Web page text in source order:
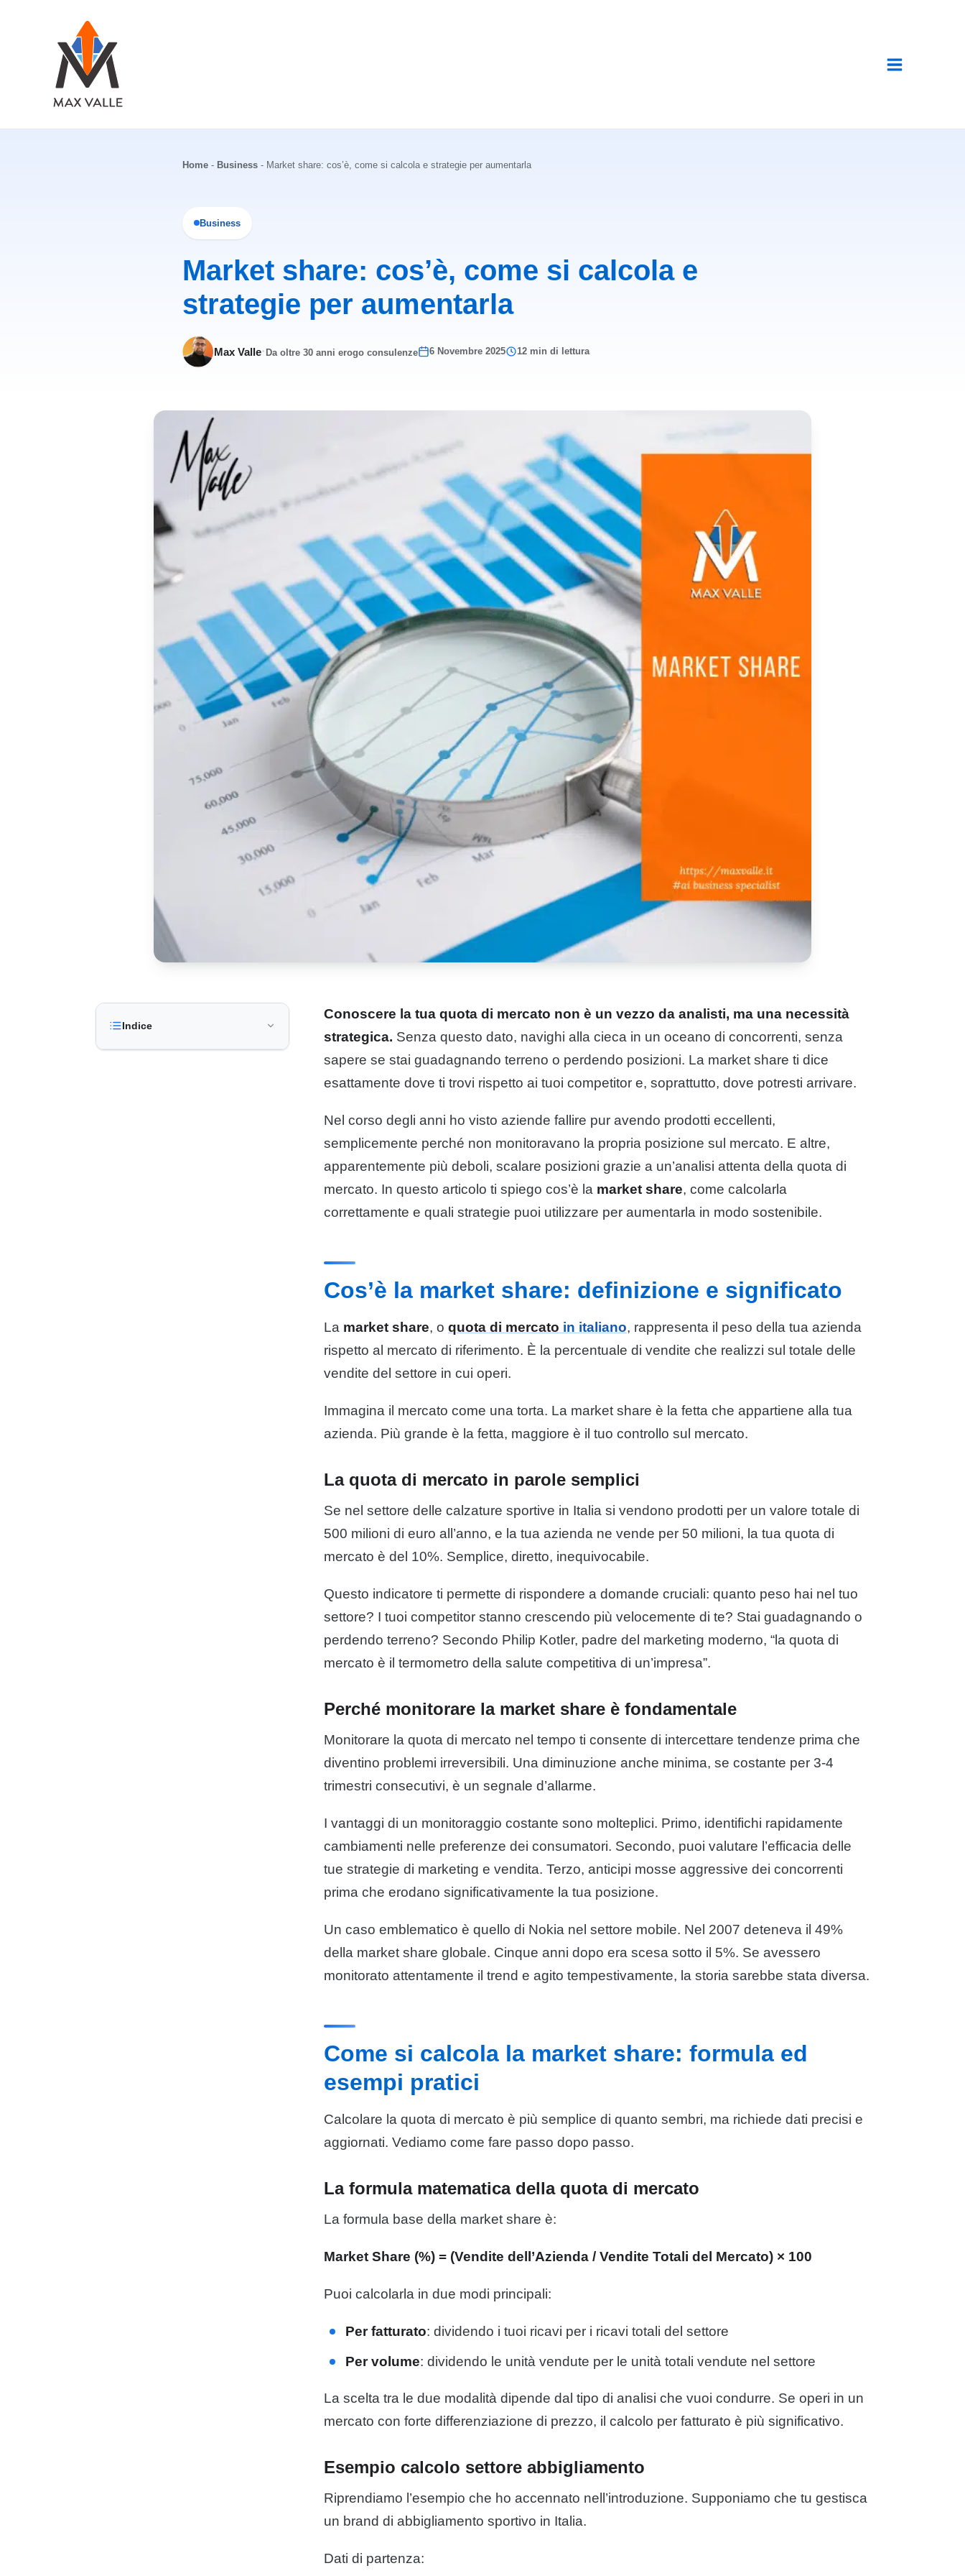
contenuto
Home - Business - Market share: cos’è, come si calcola e strategie per aumentarla
Business
Market share: cos’è, come si calcola e
strategie per aumentarla
Max Valle· Da oltre 30 anni erogo consulenze 6 Novembre 2025 12 min di lettura
Indice
Conoscere la tua quota di mercato non è un vezzo da analisti, ma una necessità
strategica. Senza questo dato, navighi alla cieca in un oceano di concorrenti, senza
sapere se stai guadagnando terreno o perdendo posizioni. La market share ti dice
esattamente dove ti trovi rispetto ai tuoi competitor e, soprattutto, dove potresti arrivare.
Nel corso degli anni ho visto aziende fallire pur avendo prodotti eccellenti,
semplicemente perché non monitoravano la propria posizione sul mercato. E altre,
apparentemente più deboli, scalare posizioni grazie a un’analisi attenta della quota di
mercato. In questo articolo ti spiego cos’è la market share, come calcolarla
correttamente e quali strategie puoi utilizzare per aumentarla in modo sostenibile.
Cos’è la market share: definizione e significato
La market share, o quota di mercato in italiano, rappresenta il peso della tua azienda
rispetto al mercato di riferimento. È la percentuale di vendite che realizzi sul totale delle
vendite del settore in cui operi.
Immagina il mercato come una torta. La market share è la fetta che appartiene alla tua
azienda. Più grande è la fetta, maggiore è il tuo controllo sul mercato.
La quota di mercato in parole semplici
Se nel settore delle calzature sportive in Italia si vendono prodotti per un valore totale di
500 milioni di euro all’anno, e la tua azienda ne vende per 50 milioni, la tua quota di
mercato è del 10%. Semplice, diretto, inequivocabile.
Questo indicatore ti permette di rispondere a domande cruciali: quanto peso hai nel tuo
settore? I tuoi competitor stanno crescendo più velocemente di te? Stai guadagnando o
perdendo terreno? Secondo Philip Kotler, padre del marketing moderno, “la quota di
mercato è il termometro della salute competitiva di un’impresa”.
Perché monitorare la market share è fondamentale
Monitorare la quota di mercato nel tempo ti consente di intercettare tendenze prima che
diventino problemi irreversibili. Una diminuzione anche minima, se costante per 3-4
trimestri consecutivi, è un segnale d’allarme.
I vantaggi di un monitoraggio costante sono molteplici. Primo, identifichi rapidamente
cambiamenti nelle preferenze dei consumatori. Secondo, puoi valutare l’efficacia delle
tue strategie di marketing e vendita. Terzo, anticipi mosse aggressive dei concorrenti
prima che erodano significativamente la tua posizione.
Un caso emblematico è quello di Nokia nel settore mobile. Nel 2007 deteneva il 49%
della market share globale. Cinque anni dopo era scesa sotto il 5%. Se avessero
monitorato attentamente il trend e agito tempestivamente, la storia sarebbe stata diversa.
Come si calcola la market share: formula ed
esempi pratici
Calcolare la quota di mercato è più semplice di quanto sembri, ma richiede dati precisi e
aggiornati. Vediamo come fare passo dopo passo.
La formula matematica della quota di mercato
La formula base della market share è:
Market Share (%) = (Vendite dell’Azienda / Vendite Totali del Mercato) × 100
Puoi calcolarla in due modi principali:
Per fatturato: dividendo i tuoi ricavi per i ricavi totali del settore
Per volume: dividendo le unità vendute per le unità totali vendute nel settore
La scelta tra le due modalità dipende dal tipo di analisi che vuoi condurre. Se operi in un
mercato con forte differenziazione di prezzo, il calcolo per fatturato è più significativo.
Esempio calcolo settore abbigliamento
Riprendiamo l’esempio che ho accennato nell’introduzione. Supponiamo che tu gestisca
un brand di abbigliamento sportivo in Italia.
Dati di partenza: